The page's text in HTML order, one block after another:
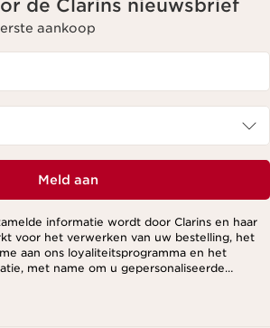
de Clarins nieuwsbrief
aankoop
Meld aan
informatie wordt door Clarins en haar
voor het verwerken van uw bestelling, het
aan ons loyaliteitsprogramma en het
met name om u gepersonaliseerde
op basis van uw eerdere aankopen en